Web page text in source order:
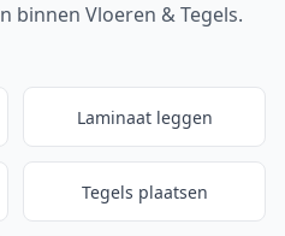
binnen Vloeren & Tegels.
Laminaat leggen
Tegels plaatsen